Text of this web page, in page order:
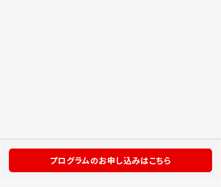
プログラムのお申し込みはこちら